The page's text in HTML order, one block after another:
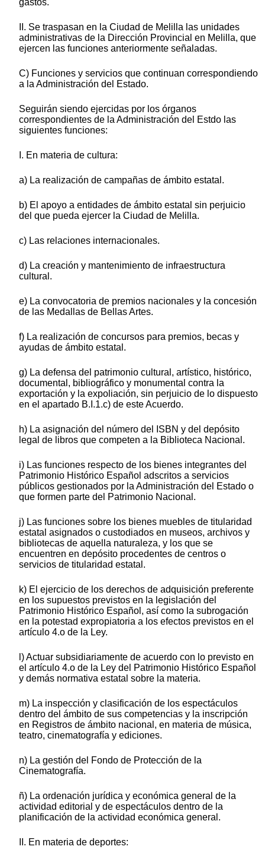
gastos.
II. Se traspasan en la Ciudad de Melilla las unidades
administrativas de la Dirección Provincial en Melilla, que
ejercen las funciones anteriormente señaladas.
C) Funciones y servicios que continuan correspondiendo
a la Administración del Estado.
Seguirán siendo ejercidas por los órganos
correspondientes de la Administración del Estdo las
siguientes funciones:
I. En materia de cultura:
a) La realización de campañas de ámbito estatal.
b) El apoyo a entidades de ámbito estatal sin perjuicio
del que pueda ejercer la Ciudad de Melilla.
c) Las relaciones internacionales.
d) La creación y mantenimiento de infraestructura
cultural.
e) La convocatoria de premios nacionales y la concesión
de las Medallas de Bellas Artes.
f) La realización de concursos para premios, becas y
ayudas de ámbito estatal.
g) La defensa del patrimonio cultural, artístico, histórico,
documental, bibliográfico y monumental contra la
exportación y la expoliación, sin perjuicio de lo dispuesto
en el apartado B.I.1.c) de este Acuerdo.
h) La asignación del número del ISBN y del depósito
legal de libros que competen a la Biblioteca Nacional.
i) Las funciones respecto de los bienes integrantes del
Patrimonio Histórico Español adscritos a servicios
públicos gestionados por la Administración del Estado o
que formen parte del Patrimonio Nacional.
j) Las funciones sobre los bienes muebles de titularidad
estatal asignados o custodiados en museos, archivos y
bibliotecas de aquella naturaleza, y los que se
encuentren en depósito procedentes de centros o
servicios de titularidad estatal.
k) El ejercicio de los derechos de adquisición preferente
en los supuestos previstos en la legislación del
Patrimonio Histórico Español, así como la subrogación
en la potestad expropiatoria a los efectos previstos en el
artículo 4.o de la Ley.
l) Actuar subsidiariamente de acuerdo con lo previsto en
el artículo 4.o de la Ley del Patrimonio Histórico Español
y demás normativa estatal sobre la materia.
m) La inspección y clasificación de los espectáculos
dentro del ámbito de sus competencias y la inscripción
en Registros de ámbito nacional, en materia de música,
teatro, cinematografía y ediciones.
n) La gestión del Fondo de Protección de la
Cinematografía.
ñ) La ordenación jurídica y económica general de la
actividad editorial y de espectáculos dentro de la
planificación de la actividad económica general.
II. En materia de deportes: